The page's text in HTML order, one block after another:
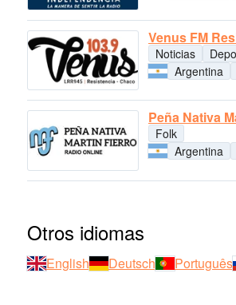
Venus FM
Noticias
Argentina
Peña Nativa
Folk
Argentina
Otros idiomas
English Deutsch Português